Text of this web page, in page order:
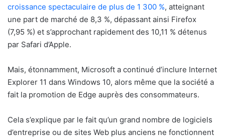
croissance spectaculaire de plus de 1 300 %, atteignant
une part de marché de 8,3 %, dépassant ainsi Firefox
(7,95 %) et s’approchant rapidement des 10,11 % détenus
par Safari d’Apple.
Mais, étonnamment, Microsoft a continué d’inclure Internet
Explorer 11 dans Windows 10, alors même que la société a
fait la promotion de Edge auprès des consommateurs.
Cela s’explique par le fait qu’un grand nombre de logiciels
d’entreprise ou de sites Web plus anciens ne fonctionnent